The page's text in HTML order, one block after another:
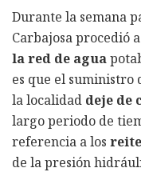
Durante la semana
Carbajosa procedió
la red de agua
es que el suministro
la localidad deje de
largo periodo de
referencia a los
de la presión